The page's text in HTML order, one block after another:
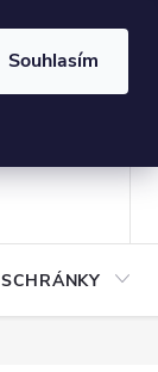
LÉTO2026
Souhlasím